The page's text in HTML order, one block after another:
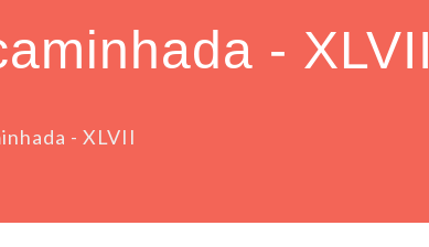
- XLVII
- XLVII